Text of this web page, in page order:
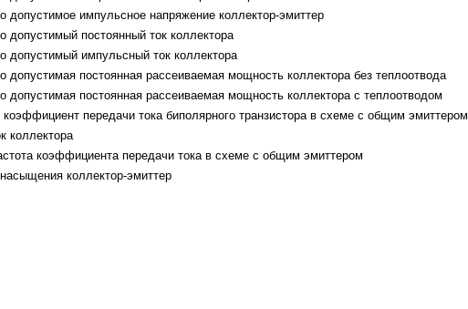
допустимое импульсное напряжение коллектор-эмиттер
допустимый постоянный ток коллектора
допустимый импульсный ток коллектора
допустимая постоянная рассеиваемая мощность коллектора без теплоотвода
допустимая постоянная рассеиваемая мощность коллектора с теплоотводом
коэффициент передачи тока биполярного транзистора в схеме с общим эмиттером
коллектора
коэффициента передачи тока в схеме с общим эмиттером
коллектор-эмиттер